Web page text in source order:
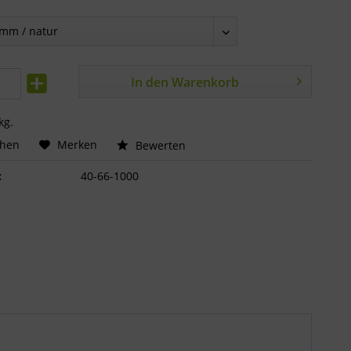
In den Warenkorb
Merken Bewerten
40-66-1000